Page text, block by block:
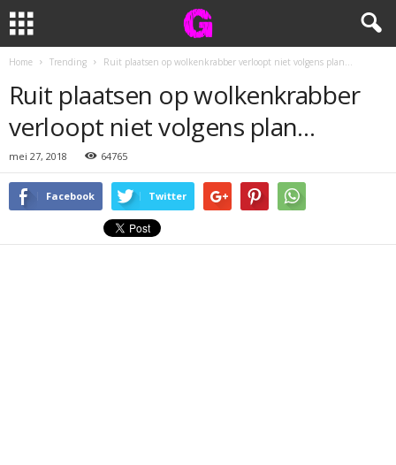
Home Trending Ruit plaatsen op wolkenkrabber verloopt niet volgens plan…
Ruit plaatsen op wolkenkrabber
verloopt niet volgens plan…
mei 27, 2018 64765
Facebook Twitter